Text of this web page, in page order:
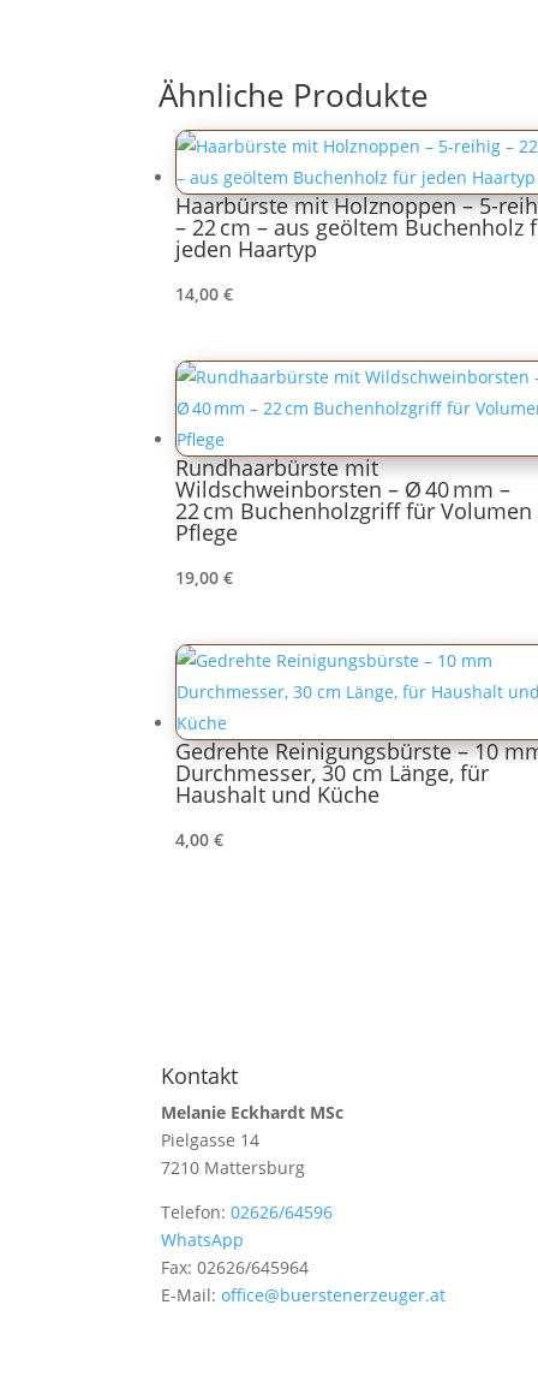
Ähnliche Produkte
Haarbürste mit Holznoppen – 5-
– 22 cm – aus geöltem Buchenholz
jeden Haartyp
14,00 €
Rundhaarbürste mit
Wildschweinborsten – Ø 40 mm –
22 cm Buchenholzgriff für Volumen
Pflege
19,00 €
Gedrehte Reinigungsbürste – 10
Durchmesser, 30 cm Länge, für
Haushalt und Küche
4,00 €
Kontakt
Melanie Eckhardt MSc
Pielgasse 14
7210 Mattersburg
Telefon:02626/64596
WhatsApp
Fax: 02626/645964
E-Mail:office@buerstenerzeuger.at